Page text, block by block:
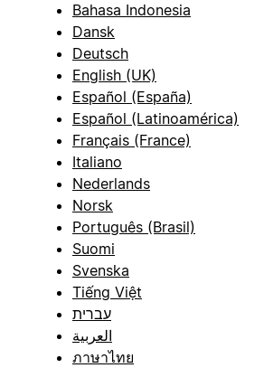
Bahasa Indonesia
Dansk
Deutsch
English (UK)
Español (España)
Español (Latinoamérica)
Français (France)
Italiano
Nederlands
Norsk
Português (Brasil)
Suomi
Svenska
Tiếng Việt
עברית
العربية
ภาษาไทย